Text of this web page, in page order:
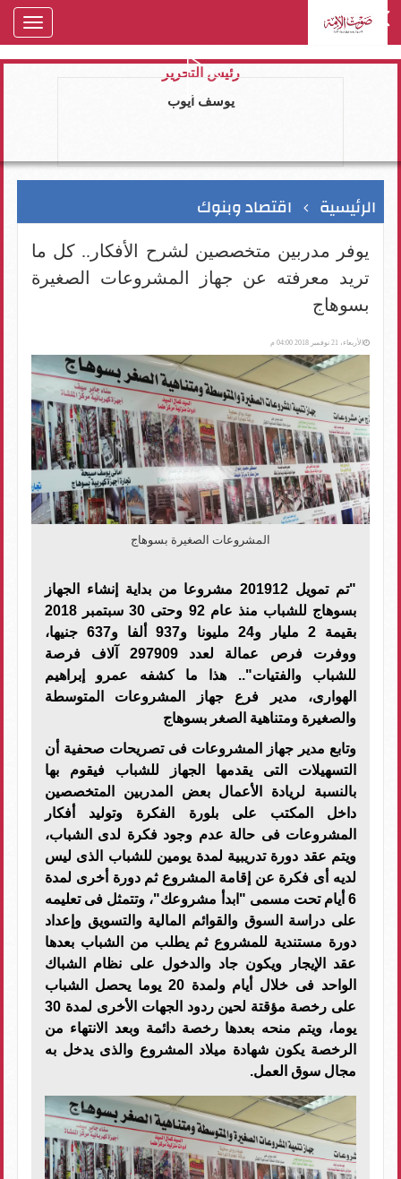
رئيس التحرير
يوسف ايوب
الرئيسية اقتصاد وبنوك
يوفر مدربين متخصصين لشرح الأفكار.. كل ما
تريد معرفته عن جهاز المشروعات الصغيرة
بسوهاج
الأربعاء، 21 نوفمبر 2018 04:00 م
المشروعات الصغيرة بسوهاج
"تم تمويل 201912 مشروعا من بداية إنشاء الجهاز
بسوهاج للشباب منذ عام 92 وحتى 30 سبتمبر 2018
بقيمة 2 مليار و24 مليونا و937 ألفا و637 جنيها،
ووفرت فرص عمالة لعدد 297909 آلاف فرصة
للشباب والفتيات".. هذا ما كشفه عمرو إبراهيم
الهوارى، مدير فرع جهاز المشروعات المتوسطة
والصغيرة ومتناهية الصغر بسوهاج
وتابع مدير جهاز المشروعات فى تصريحات صحفية أن
التسهيلات التى يقدمها الجهاز للشباب فيقوم بها
بالنسبة لريادة الأعمال بعض المدربين المتخصصين
داخل المكتب على بلورة الفكرة وتوليد أفكار
المشروعات فى حالة عدم وجود فكرة لدى الشباب،
ويتم عقد دورة تدريبية لمدة يومين للشباب الذى ليس
لديه أى فكرة عن إقامة المشروع ثم دورة أخرى لمدة
6 أيام تحت مسمى "ابدأ مشروعك"، وتتمثل فى تعليمه
على دراسة السوق والقوائم المالية والتسويق وإعداد
دورة مستندية للمشروع ثم يطلب من الشباب بعدها
عقد الإيجار ويكون جاد والدخول على نظام الشباك
الواحد فى خلال أيام ولمدة 20 يوما يحصل الشباب
على رخصة مؤقتة لحين ردود الجهات الأخرى لمدة 30
يوما، ويتم منحه بعدها رخصة دائمة وبعد الانتهاء من
الرخصة يكون شهادة ميلاد المشروع والذى يدخل به
مجال سوق العمل.